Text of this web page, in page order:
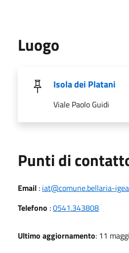
Luogo
Isola dei Platani
Viale Paolo Guidi
Punti di
Email : iat@comune.bellaria-
Telefono :0541.343808
Ultimo aggiornamento: 11